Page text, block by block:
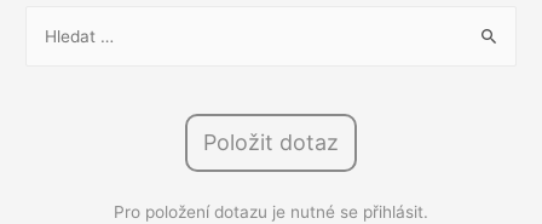
oznamovací
Položit dotaz
Pro položení dotazu je nutné se přihlásit.